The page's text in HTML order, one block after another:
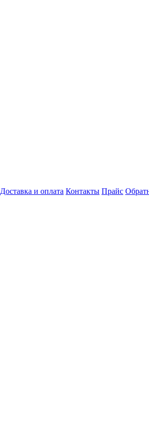
Доставка и оплата Контакты Прайс